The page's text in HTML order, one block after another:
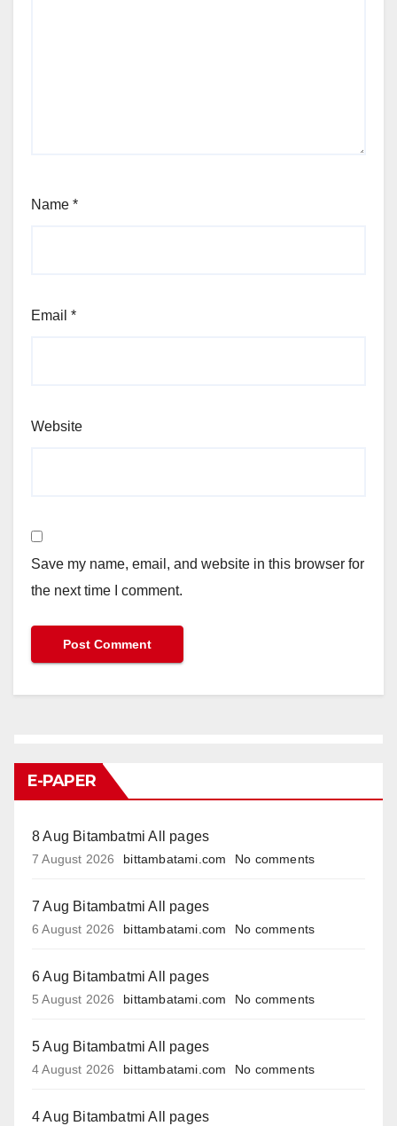
Name *
Email *
Website
Save my name, email, and website in this browser for
the next time I comment.
E-PAPER
8 Aug Bitambatmi All pages
7 August 2026 bittambatami.com No comments
7 Aug Bitambatmi All pages
6 August 2026 bittambatami.com No comments
6 Aug Bitambatmi All pages
5 August 2026 bittambatami.com No comments
5 Aug Bitambatmi All pages
4 August 2026 bittambatami.com No comments
4 Aug Bitambatmi All pages